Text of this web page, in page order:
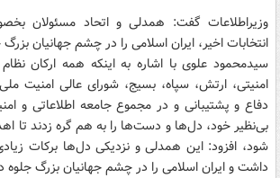
وزیراطلاعات گفت: همدلی و اتحاد مسئولان
انتخابات اخیر، ایران اسلامی را در چشم جهانیان
سیدمحمود علوی با اشاره به اینکه همه ارکان نظام
امنیتی، ارتش، سپاه، بسیج، شورای عالی امنیت
دفاع و پشتیبانی و در مجموع جامعه اطلاعاتی و
بی‌نظیر خود، دل‌ها و دست‌ها را به هم گره زدند تا
شود، افزود: این همدلی و نزدیکی دل‌ها برکات
داشت و ایران اسلامی را در چشم جهانیان بزرگ جلوه